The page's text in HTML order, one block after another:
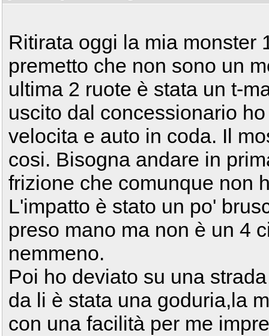
Ritirata oggi la mia monster
premetto che non sono un
ultima 2 ruote è stata un t-
uscito dal concessionario
velocita e auto in coda. Il
cosi. Bisogna andare in
frizione che comunque non
L'impatto è stato un po'
preso mano ma non è un 4
nemmeno.
Poi ho deviato su una
da li è stata una goduria,la
con una facilità per me